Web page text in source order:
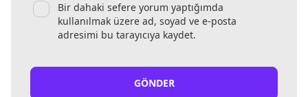
Bir dahaki sefere yorum yaptığımda
kullanılmak üzere ad, soyad ve e-posta
adresimi bu tarayıcıya kaydet.
GÖNDER